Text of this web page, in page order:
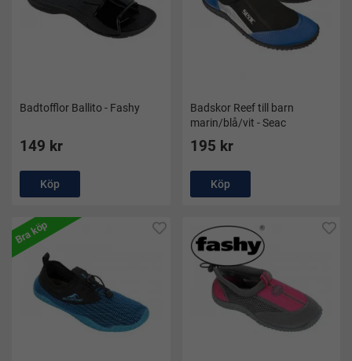
Badtofflor Ballito - Fashy
149 kr
Köp
Badskor Reef till barn
marin/blå/vit - Seac
195 kr
Köp
Bra köp